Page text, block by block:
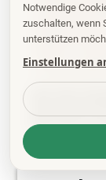
Notwendige
zuschalten, wenn
unterstützen
Einstellungen